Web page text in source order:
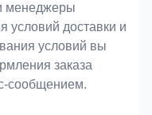
менеджеры
условий доставки и
условий вы
заказа
сообщением.